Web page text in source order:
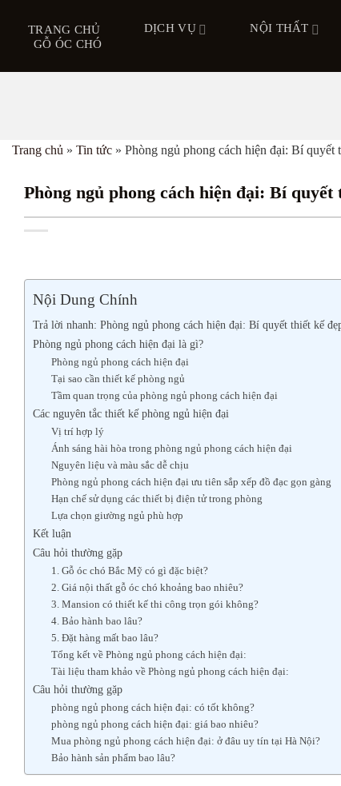
dung
TRANG CHỦ DỊCH VỤ
NỘI THẤT
GỖ ÓC CHÓ
Trang chủ » Tin tức » Phòng ngủ phong cách hiện đại: Bí quyết
Phòng ngủ phong cách hiện đại: Bí
Nội Dung Chính
Trả lời nhanh: Phòng ngủ phong cách hiện đại: Bí quyết thiết kế
Phòng ngủ phong cách hiện đại là gì?
Phòng ngủ phong cách hiện đại
Tại sao cần thiết kế phòng ngủ
Tầm quan trọng của phòng ngủ phong cách hiện đại
Các nguyên tắc thiết kế phòng ngủ hiện đại
Vị trí hợp lý
Ánh sáng hài hòa trong phòng ngủ phong cách hiện đại
Nguyên liệu và màu sắc dễ chịu
Phòng ngủ phong cách hiện đại ưu tiên sắp xếp đồ đạc gọn gàng
Hạn chế sử dụng các thiết bị điện tử trong phòng
Lựa chọn giường ngủ phù hợp
Kết luận
Câu hỏi thường gặp
1. Gỗ óc chó Bắc Mỹ có gì đặc biệt?
2. Giá nội thất gỗ óc chó khoảng bao nhiêu?
3. Mansion có thiết kế thi công trọn gói không?
4. Bảo hành bao lâu?
5. Đặt hàng mất bao lâu?
Tổng kết về Phòng ngủ phong cách hiện đại:
Tài liệu tham khảo về Phòng ngủ phong cách hiện đại:
Câu hỏi thường gặp
phòng ngủ phong cách hiện đại: có tốt không?
phòng ngủ phong cách hiện đại: giá bao nhiêu?
Mua phòng ngủ phong cách hiện đại: ở đâu uy tín tại Hà Nội?
Bảo hành sản phẩm bao lâu?